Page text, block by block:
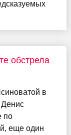
обстрела
в
по
еще один